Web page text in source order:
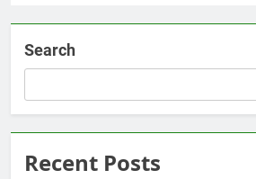
Search
Recent Posts